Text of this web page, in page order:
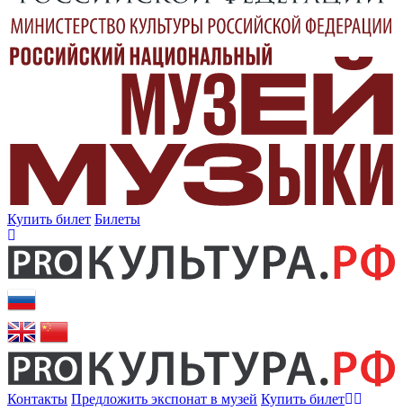
Купить билет Билеты
Контакты Предложить экспонат в музей Купить билет